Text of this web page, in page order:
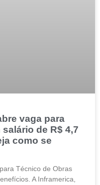
vaga para
de R$ 4,7
como se
Técnico de Obras
A Inframerica,